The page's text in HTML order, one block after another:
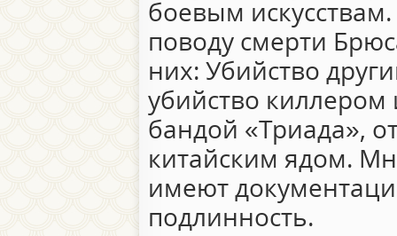
боевым
поводу смерти
них: Убийство
убийство киллером
бандой «Триада»,
китайским ядом.
имеют
подлинность.